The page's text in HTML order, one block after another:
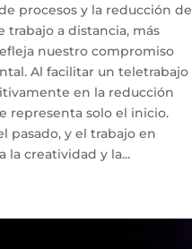
procesos y la reducción de
trabajo a distancia, más
nuestro compromiso
Al facilitar un teletrabajo
en la reducción
representa solo el inicio.
pasado, y el trabajo en
la creatividad y la...